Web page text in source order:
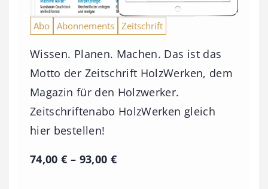
Abo Abonnements Zeitschrift
Wissen. Planen. Machen. Das ist das
Motto der Zeitschrift HolzWerken, dem
Magazin für den Holzwerker.
Zeitschriftenabo HolzWerken gleich
hier bestellen!
74,00€ – 93,00 €P